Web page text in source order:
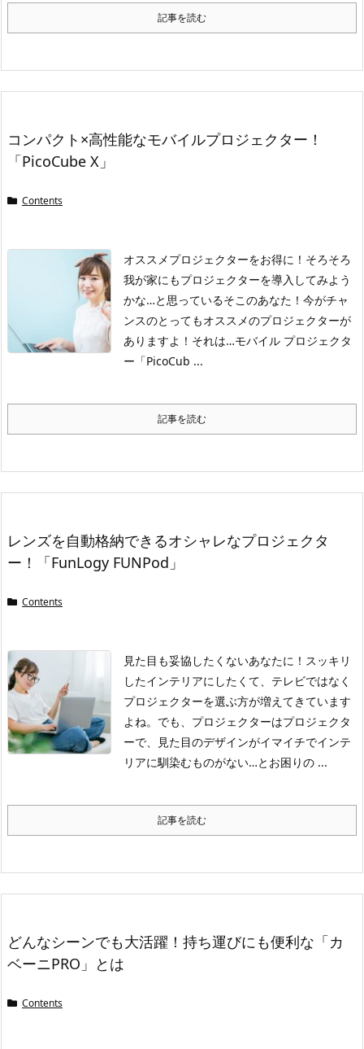
記事を読む
コンパクト×高性能なモバイルプロジェクター！
「PicoCube X」
Contents
オススメプロジェクターをお得に！ そろそろ
我が家にもプロジェクターを導入してみよう
かな…と思っているそこのあなた！今がチャ
ンスのとってもオススメのプロジェクターが
ありますよ！ それは…モバイル プロジェクタ
ー「PicoCub ...
記事を読む
レンズを自動格納できるオシャレなプロジェクタ
ー！「FunLogy FUNPod」
Contents
見た目も妥協したくないあなたに！ スッキリ
したインテリアにしたくて、テレビではなく
プロジェクターを選ぶ方が増えてきています
よね。でも、プロジェクターはプロジェクタ
ーで、見た目のデザインがイマイチでインテ
リアに馴染むものがない…とお困りの ...
記事を読む
どんなシーンでも大活躍！持ち運びにも便利な「カ
ベーニPRO」とは
Contents